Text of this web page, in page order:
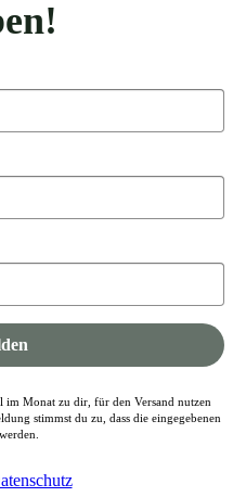
im Monat zu dir, für den Versand nutzen
stimmst du zu, dass die eingegebenen